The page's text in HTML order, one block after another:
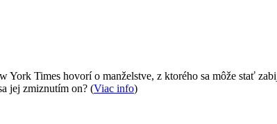
York Times hovorí o manželstve, z ktorého sa môže stať
jej zmiznutím on? (Viac info)